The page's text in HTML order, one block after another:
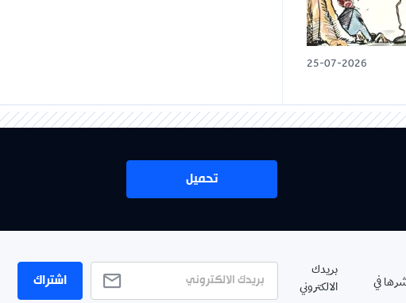
25-07-2026
تحميل
في
بريدك
الالكتروني
اشتراك